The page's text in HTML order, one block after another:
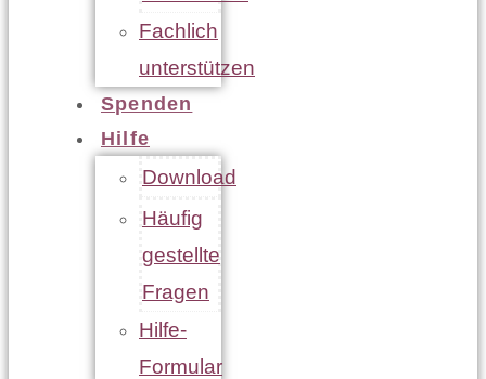
Fachlich
unterstützen
Spenden
Hilfe
Download
Häufig
gestellte
Fragen
Hilfe-
Formular